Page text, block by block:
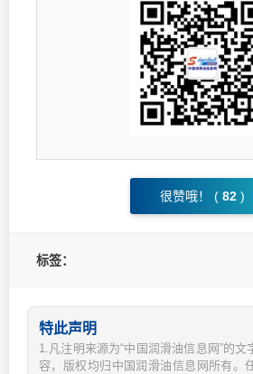
很赞哦！ ( 82 )
标签：
特此声明
1.凡注明来源为“中国润滑油信息网”的
容，版权均归中国润滑油信息网所有。